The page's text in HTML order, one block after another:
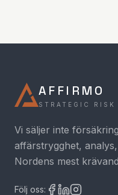
AFFIRMO
STRATEGIC
Vi säljer inte
affärstrygghet,
Nordens mest
Följ oss: